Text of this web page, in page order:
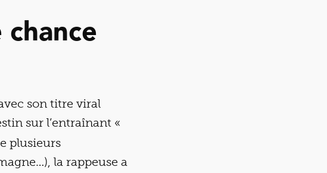
chance
son titre viral
sur l’entraînant «
plusieurs
la rappeuse a